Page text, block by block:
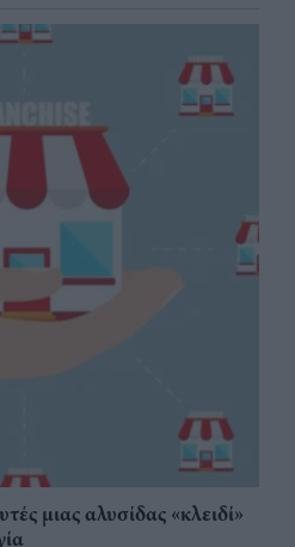
μιας αλυσίδας «κλειδί»